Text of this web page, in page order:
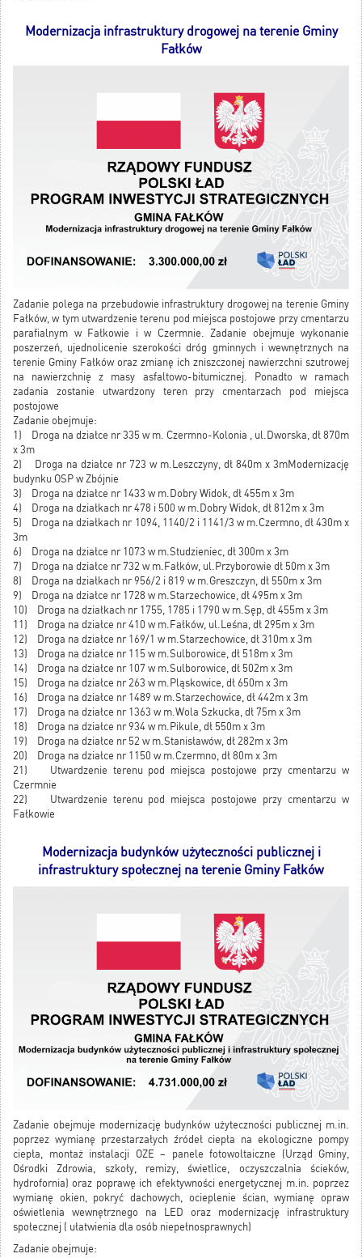
Modernizacja infrastruktury drogowej na terenie Gminy
Fałków
Zadanie polega na przebudowie infrastruktury drogowej na terenie Gminy
Fałków, w tym utwardzenie terenu pod miejsca postojowe przy cmentarzu
parafialnym w Fałkowie i w Czermnie. Zadanie obejmuje wykonanie
poszerzeń, ujednolicenie szerokości dróg gminnych i wewnętrznych na
terenie Gminy Fałków oraz zmianę ich zniszczonej nawierzchni szutrowej
na nawierzchnię z masy asfaltowo-bitumicznej. Ponadto w ramach
zadania zostanie utwardzony teren przy cmentarzach pod miejsca
postojowe
Zadanie obejmuje:
1) Droga na działce nr 335 w m. Czermno-Kolonia , ul.Dworska, dł 870m
x 3m
2) Droga na działce nr 723 w m.Leszczyny, dł 840m x 3mModernizację
budynku OSP w Zbójnie
3) Droga na działce nr 1433 w m.Dobry Widok, dł 455m x 3m
4) Droga na działkach nr 478 i 500 w m.Dobry Widok, dł 812m x 3m
5) Droga na działkach nr 1094, 1140/2 i 1141/3 w m.Czermno, dł 430m x
3m
6) Droga na działce nr 1073 w m.Studzieniec, dł 300m x 3m
7) Droga na działce nr 732 w m.Fałków, ul.Przyborowie dł 50m x 3m
8) Droga na działkach nr 956/2 i 819 w m.Greszczyn, dł 550m x 3m
9) Droga na działce nr 1728 w m.Starzechowice, dł 495m x 3m
10) Droga na działkach nr 1755, 1785 i 1790 w m.Sęp, dł 455m x 3m
11) Droga na działce nr 410 w m.Fałków, ul.Leśna, dł 295m x 3m
12) Droga na działce nr 169/1 w m.Starzechowice, dł 310m x 3m
13) Droga na działce nr 115 w m.Sulborowice, dł 518m x 3m
14) Droga na działce nr 107 w m.Sulborowice, dł 502m x 3m
15) Droga na działce nr 263 w m.Pląskowice, dł 650m x 3m
16) Droga na działce nr 1489 w m.Starzechowice, dł 442m x 3m
17) Droga na działce nr 1363 w m.Wola Szkucka, dł 75m x 3m
18) Droga na działce nr 934 w m.Pikule, dł 550m x 3m
19) Droga na działce nr 52 w m.Stanisławów, dł 282m x 3m
20) Droga na działce nr 1150 w m.Czermno, dł 80m x 3m
21) Utwardzenie terenu pod miejsca postojowe przy cmentarzu w
Czermnie
22) Utwardzenie terenu pod miejsca postojowe przy cmentarzu w
Fałkowie
Modernizacja budynków użyteczności publicznej i
infrastruktury społecznej na terenie Gminy Fałków
Zadanie obejmuje modernizację budynków użyteczności publicznej m.in.
poprzez wymianę przestarzałych źródeł ciepła na ekologiczne pompy
ciepła, montaż instalacji OZE – panele fotowoltaiczne (Urząd Gminy,
Ośrodki Zdrowia, szkoły, remizy, świetlice, oczyszczalnia ścieków,
hydrofornia) oraz poprawę ich efektywności energetycznej m.in. poprzez
wymianę okien, pokryć dachowych, ocieplenie ścian, wymianę opraw
oświetlenia wewnętrznego na LED oraz modernizację infrastruktury
społecznej ( ułatwienia dla osób niepełnosprawnych)
Zadanie obejmuje: